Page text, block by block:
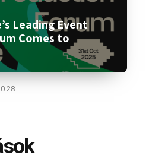
Leading Event
Comes to